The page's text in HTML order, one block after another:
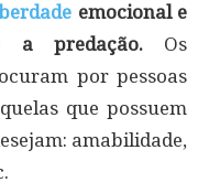
emocional e
a predação.Os
por pessoas
que possuem
amabilidade,